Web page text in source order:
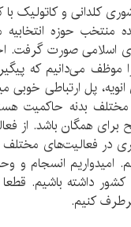
کلدانی و کاتولیک
منتخب حوزه
اسلامی صورت گرفت.
موظف می‌دانیم که
پل ارتباطی
بدنه حاکمیت
همگان باشد. از
در فعالیت‌های
امیدواریم انسجام و
داشته باشیم. قطعا
کنیم.